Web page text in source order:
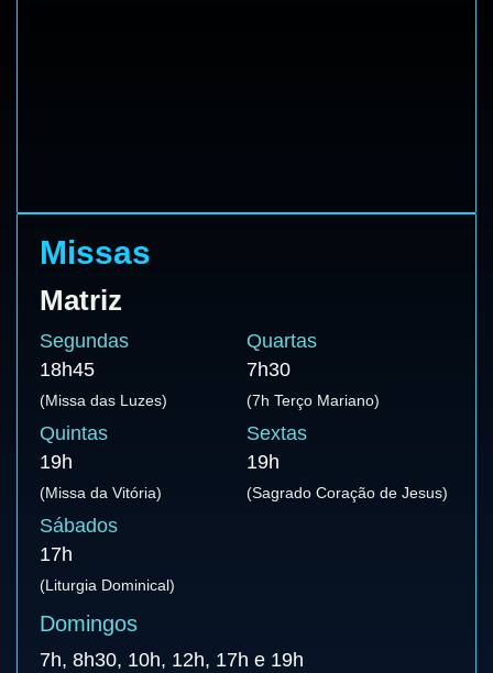
Missas
Matriz
Segundas
18h45
(Missa das Luzes)
Quartas
7h30
(7h Terço Mariano)
Quintas
19h
(Missa da Vitória)
Sextas
19h
(Sagrado Coração de Jesus)
Sábados
17h
(Liturgia Dominical)
Domingos
7h, 8h30, 10h, 12h, 17h e 19h